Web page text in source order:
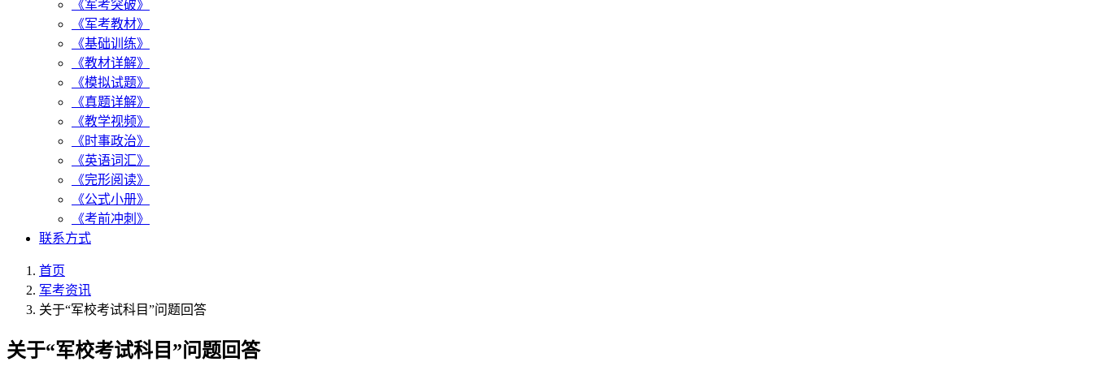
《军考突破》
《军考教材》
《基础训练》
《教材详解》
《模拟试题》
《真题详解》
《教学视频》
《时事政治》
《英语词汇》
《完形阅读》
《公式小册》
《考前冲刺》
联系方式
首页
军考资讯
关于“军校考试科目”问题回答
关于“军校考试科目”问题回答